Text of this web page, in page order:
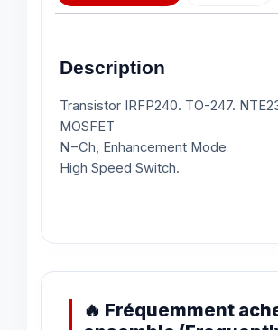
Description
Transistor IRFP240. TO-247.
MOSFET
N−Ch, Enhancement Mode
High Speed Switch.
🔥 Fréquemment